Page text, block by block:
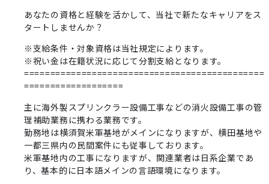
あなたの資格と経験を活かして、当社で新たなキャリアをス
タートしませんか？
※支給条件・対象資格は当社規定によります。
※祝い金は在籍状況に応じて分割支給となります。
==============================================
===================
主に海外製スプリンクラー設備工事などの消火設備工事の管
理補助業務に携わる業務です。
勤務地は横須賀米軍基地がメインになりますが、横田基地や
一都三県内の民間案件にも従事しております。
米軍基地内の工事になりますが、関連業者は日系企業であ
り、基本的に日本語メインの言語環境になります。